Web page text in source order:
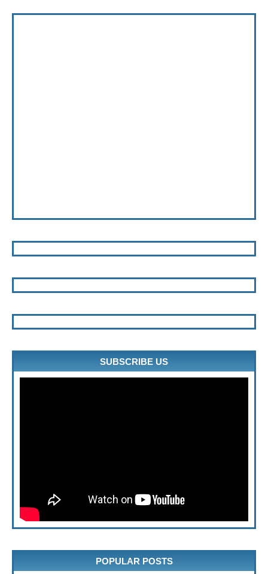
SUBSCRIBE US
POPULAR POSTS